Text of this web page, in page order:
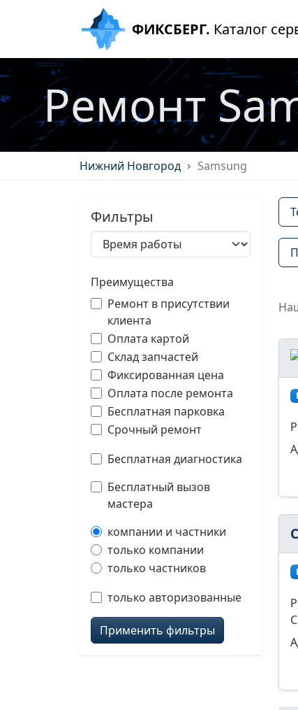
ФИКСБЕРГ. Каталог
Ремонт
Нижний Новгород Samsung
Фильтры
Преимущества
Ремонт в присутствии
клиента
Оплата картой
Склад запчастей
Фиксированная цена
Оплата после ремонта
Бесплатная парковка
Срочный ремонт
Бесплатная диагностика
Бесплатный вызов
мастера
компании и частники
только компании
только частников
только авторизованные
Применить фильтры